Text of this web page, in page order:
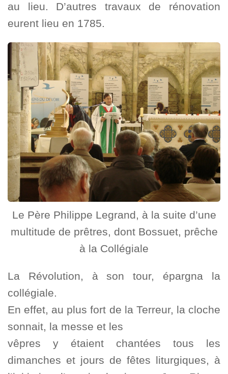
au lieu. D’autres travaux de rénovation
eurent lieu en 1785.
Le Père Philippe Legrand, à la suite d’une
multitude de prêtres, dont Bossuet, prêche
à la Collégiale
La Révolution, à son tour, épargna la
collégiale.
En effet, au plus fort de la Terreur, la cloche
sonnait, la messe et les
vêpres y étaient chantées tous les
dimanches et jours de fêtes liturgiques, à